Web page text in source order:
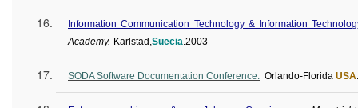
Information Communication Technology & Information
Academy. Karlstad, Suecia 2003
SODA Software Documentation Conference Orlando-Florida USA